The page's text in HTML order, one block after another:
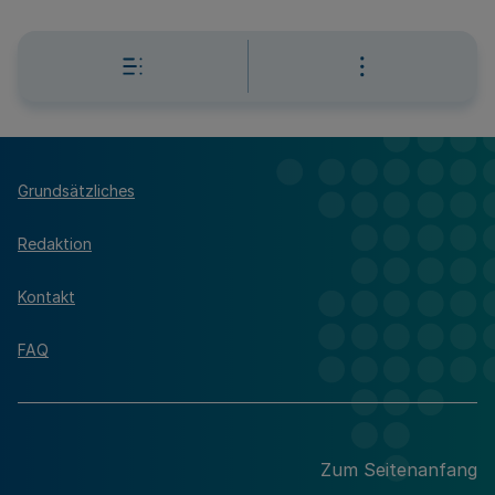
Grundsätzliches
Redaktion
Kontakt
FAQ
Zum Seitenanfang